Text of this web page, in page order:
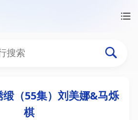
（55集）刘美娜&马烁
棋